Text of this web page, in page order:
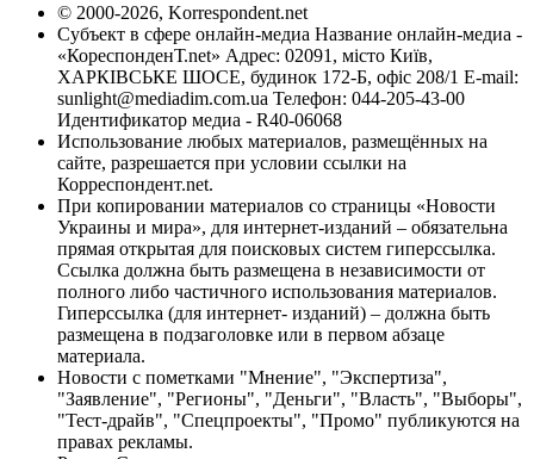
© 2000-2026, Korrespondent.net
Субъект в сфере онлайн-медиа Название онлайн-медиа -
«КореспонденТ.net» Адрес: 02091, місто Київ,
ХАРКІВСЬКЕ ШОСЕ, будинок 172-Б, офіс 208/1 E-mail:
sunlight@mediadim.com.ua Телефон: 044-205-43-00
Идентификатор медиа - R40-06068
Использование любых материалов, размещённых на
сайте, разрешается при условии ссылки на
Корреспондент.net.
При копировании материалов со страницы «Новости
Украины и мира», для интернет-изданий – обязательна
прямая открытая для поисковых систем гиперссылка.
Ссылка должна быть размещена в независимости от
полного либо частичного использования материалов.
Гиперссылка (для интернет- изданий) – должна быть
размещена в подзаголовке или в первом абзаце
материала.
Новости с пометками "Мнение", "Экспертиза",
"Заявление", "Регионы", "Деньги", "Власть", "Выборы",
"Тест-драйв", "Спецпроекты", "Промо" публикуются на
правах рекламы.